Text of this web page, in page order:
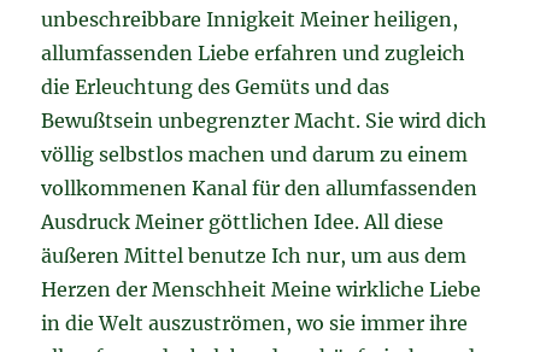
unbeschreibbare Innigkeit Meiner heiligen,
allumfassenden Liebe erfahren und zugleich
die Erleuchtung des Gemüts und das
Bewußtsein unbegrenzter Macht. Sie wird dich
völlig selbstlos machen und darum zu einem
vollkommenen Kanal für den allumfassenden
Ausdruck Meiner göttlichen Idee. All diese
äußeren Mittel benutze Ich nur, um aus dem
Herzen der Menschheit Meine wirkliche Liebe
in die Welt auszuströmen, wo sie immer ihre